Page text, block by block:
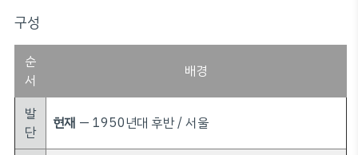
구성
순
서
배경
발
단
현재 — 1950년대 후반 / 서울